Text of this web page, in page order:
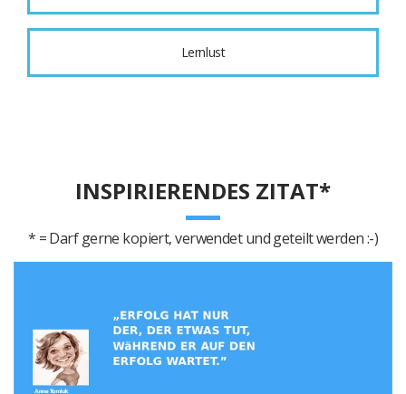
Lernlust
INSPIRIERENDES ZITAT*
* = Darf gerne kopiert, verwendet und geteilt werden :-)